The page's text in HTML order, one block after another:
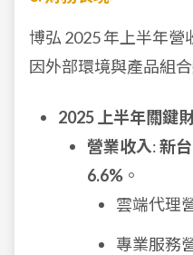
博弘 2025 年上半年
因外部環境與產品組
2025 上半年關鍵
營業收入:新
6.6% 。
雲端代理
專業服務